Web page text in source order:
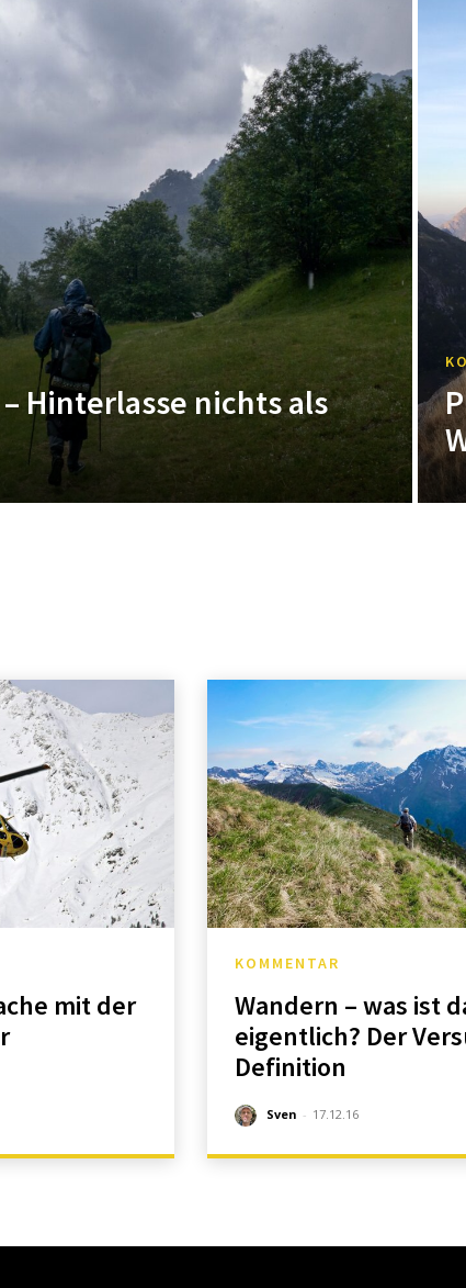
Hinterlasse nichts als
mit der
KOMMENTAR
Wandern – was ist
eigentlich? Der
Definition
Sven - 17.12.16